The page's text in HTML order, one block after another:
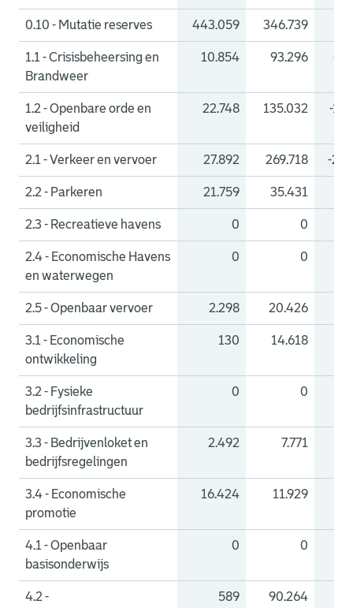
0.10 - Mutatie reserves 443.059 346.739
1.1 - Crisisbeheersing en
Brandweer
10.854 93.296 -
1.2 - Openbare orde en
veiligheid
22.748 135.032 -
2.1 - Verkeer en vervoer 27.892 269.718 -
2.2 - Parkeren 21.759 35.431
2.3 - Recreatieve havens 0 0
2.4 - Economische Havens
en waterwegen
0 0
2.5 - Openbaar vervoer 2.298 20.426
3.1 - Economische
ontwikkeling
130 14.618
3.2 - Fysieke
bedrijfsinfrastructuur
0 0
3.3 - Bedrijvenloket en
bedrijfsregelingen
2.492 7.771
3.4 - Economische
promotie
16.424 11.929
4.1 - Openbaar
basisonderwijs
0 0
4.2 -
589 90.264